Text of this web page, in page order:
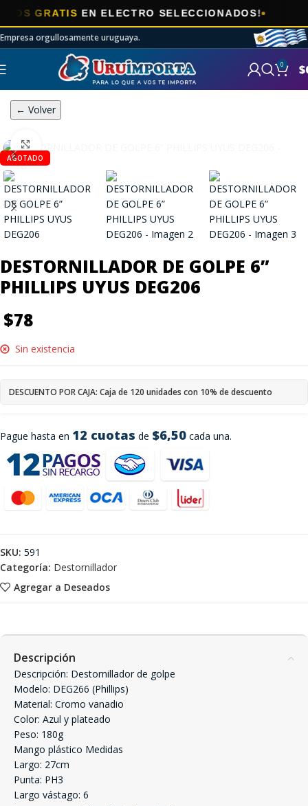
GRATISEN ELECTRO SELECCIONADOS!
Empresa orgullosamente uruguaya.
0 $
← Volver
AGOTADO
DESTORNILLADOR DE GOLPE 6”
PHILLIPS UYUS DEG206
$78
Pague hasta en 12 cuotas de $6,50 cada una.
Sin existencia
DESCUENTO POR CAJA: Caja de 120 unidades con 10% de descuento
Agregar a Deseados
SKU: 591
Categoría: Destornillador
Descripción
Descripción: Destornillador de golpe
Modelo: DEG266 (Phillips)
Material: Cromo vanadio
Color: Azul y plateado
Peso: 180g
Mango plástico Medidas
Largo: 27cm
Punta: PH3
Largo vástago: 6